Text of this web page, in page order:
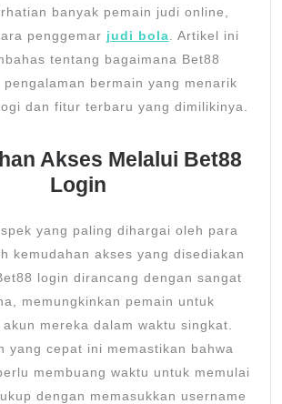
banyak pemain judi online,
penggemar judi bola. Artikel ini
tentang bagaimana Bet88
pengalaman bermain yang menarik
dan fitur terbaru yang dimilikinya.
Akses Melalui Bet88
Login
yang paling dihargai oleh para
kemudahan akses yang disediakan
login dirancang dengan sangat
memungkinkan pemain untuk
akun mereka dalam waktu singkat.
yang cepat ini memastikan bahwa
membuang waktu untuk memulai
dengan memasukkan username